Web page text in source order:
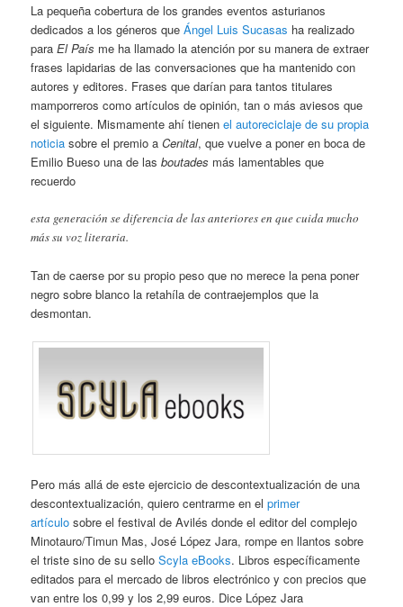
La pequeña cobertura de los grandes eventos asturianos
dedicados a los géneros queÁngel Luis Sucasas ha realizado
paraEl País me ha llamado la atención por su manera de extraer
frases lapidarias de las conversaciones que ha mantenido con
autores y editores. Frases que darían para tantos titulares
mamporreros como artículos de opinión, tan o más aviesos que
el siguiente. Mismamente ahí tienenel autoreciclaje de su propia
noticia sobre el premio aCenital, que vuelve a poner en boca de
Emilio Bueso una de lasboutades más lamentables que
recuerdo
esta generación se diferencia de las anteriores en que cuida mucho
más su voz literaria.
Tan de caerse por su propio peso que no merece la pena poner
negro sobre blanco la retahíla de contraejemplos que la
desmontan.
Pero más allá de este ejercicio de descontextualización de una
descontextualización, quiero centrarme en elprimer
artículo sobre el festival de Avilés donde el editor del complejo
Minotauro/Timun Mas, José López Jara, rompe en llantos sobre
el triste sino de su selloScyla eBooks. Libros específicamente
editados para el mercado de libros electrónico y con precios que
van entre los 0,99 y los 2,99 euros. Dice López Jara